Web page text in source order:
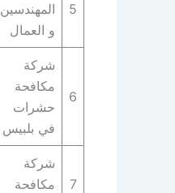
5
المهندسين
و العمال
6
شركة
مكافحة
حشرات
في بلبيس
7
شركة
مكافحة